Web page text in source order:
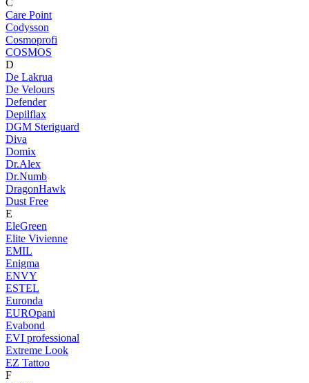
C
Care Point
Codysson
Cosmoprofi
COSMOS
D
De Lakrua
De Velours
Defender
Depilflax
DGM Steriguard
Diva
Domix
Dr.Alex
Dr.Numb
DragonHawk
Dust Free
E
EleGreen
Elite Vivienne
EMIL
Enigma
ENVY
ESTEL
Euronda
EUROpani
Evabond
EVI professional
Extreme Look
EZ Tattoo
F